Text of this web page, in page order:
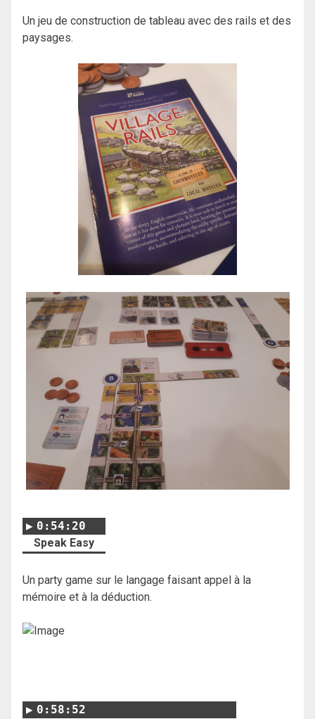
Un jeu de construction de tableau avec des rails et des
paysages.
0:54:20
Speak Easy
Un party game sur le langage faisant appel à la
mémoire et à la déduction.
0:58:52